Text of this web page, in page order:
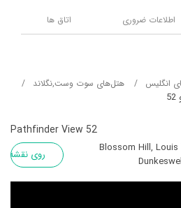
اطلاعات ضروری اتاق ها
انگلیس
هتل‌های سوت وست,نگلاند
Pathfinder View 52
Blossom Hill, Louis
روی نقشه